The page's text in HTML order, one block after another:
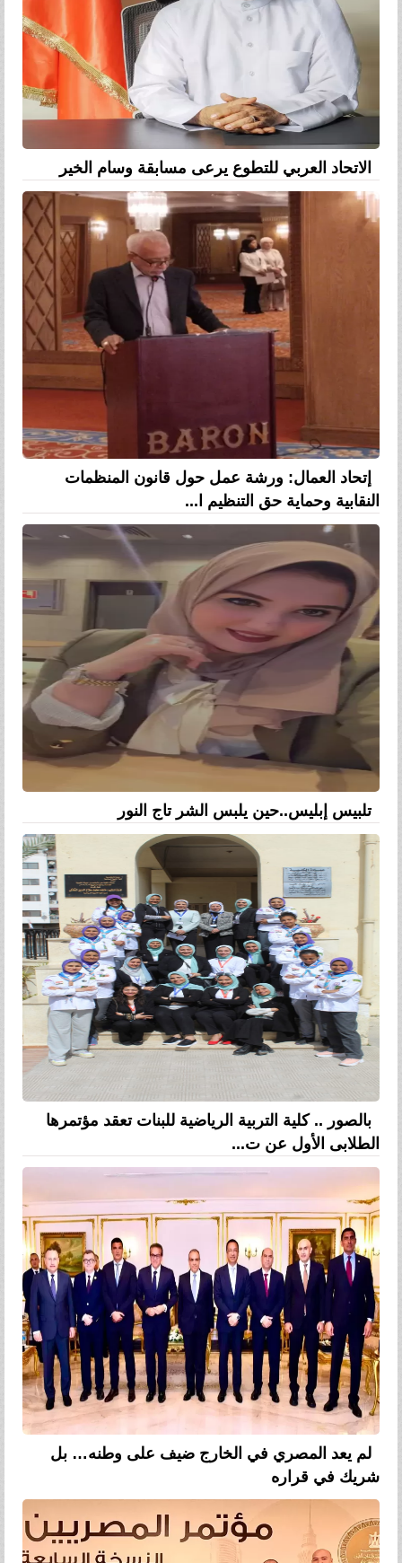
الاتحاد العربي للتطوع يرعى مسابقة وسام الخير
إتحاد العمال: ورشة عمل حول قانون المنظمات
النقابية وحماية حق التنظيم ا...
تلبيس إبليس..حين يلبس الشر تاج النور
بالصور .. كلية التربية الرياضية للبنات تعقد مؤتمرها
الطلابى الأول عن ت...
لم يعد المصري في الخارج ضيف على وطنه… بل
شريك في قراره